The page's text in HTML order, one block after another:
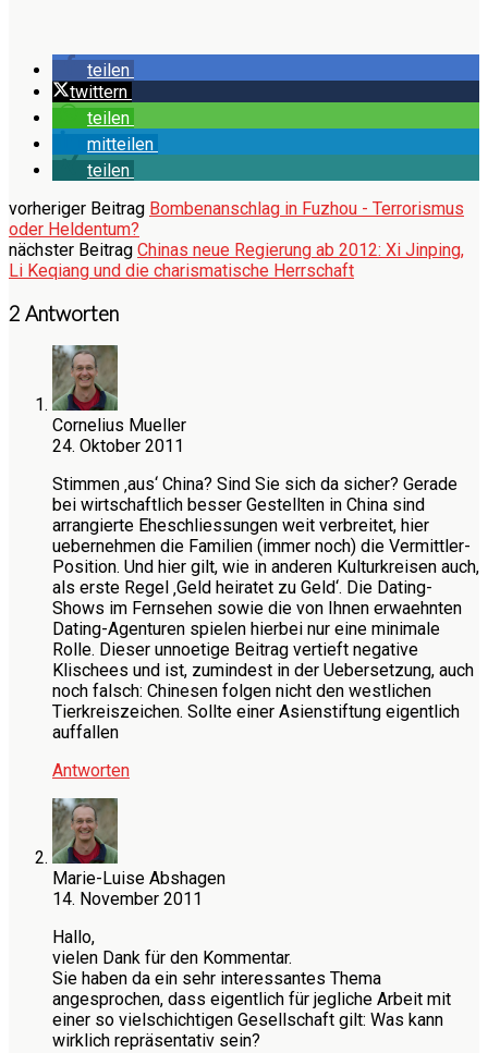
teilen
twittern
teilen
mitteilen
teilen
vorheriger Beitrag Bombenanschlag in Fuzhou - Terrorismus
oder Heldentum?
nächster Beitrag Chinas neue Regierung ab 2012: Xi Jinping,
Li Keqiang und die charismatische Herrschaft
2 Antworten
Cornelius Mueller
24. Oktober 2011
Stimmen ‚aus‘ China? Sind Sie sich da sicher? Gerade
bei wirtschaftlich besser Gestellten in China sind
arrangierte Eheschliessungen weit verbreitet, hier
uebernehmen die Familien (immer noch) die Vermittler-
Position. Und hier gilt, wie in anderen Kulturkreisen auch,
als erste Regel ‚Geld heiratet zu Geld‘. Die Dating-
Shows im Fernsehen sowie die von Ihnen erwaehnten
Dating-Agenturen spielen hierbei nur eine minimale
Rolle. Dieser unnoetige Beitrag vertieft negative
Klischees und ist, zumindest in der Uebersetzung, auch
noch falsch: Chinesen folgen nicht den westlichen
Tierkreiszeichen. Sollte einer Asienstiftung eigentlich
auffallen
Antworten
Marie-Luise Abshagen
14. November 2011
Hallo,
vielen Dank für den Kommentar.
Sie haben da ein sehr interessantes Thema
angesprochen, dass eigentlich für jegliche Arbeit mit
einer so vielschichtigen Gesellschaft gilt: Was kann
wirklich repräsentativ sein?